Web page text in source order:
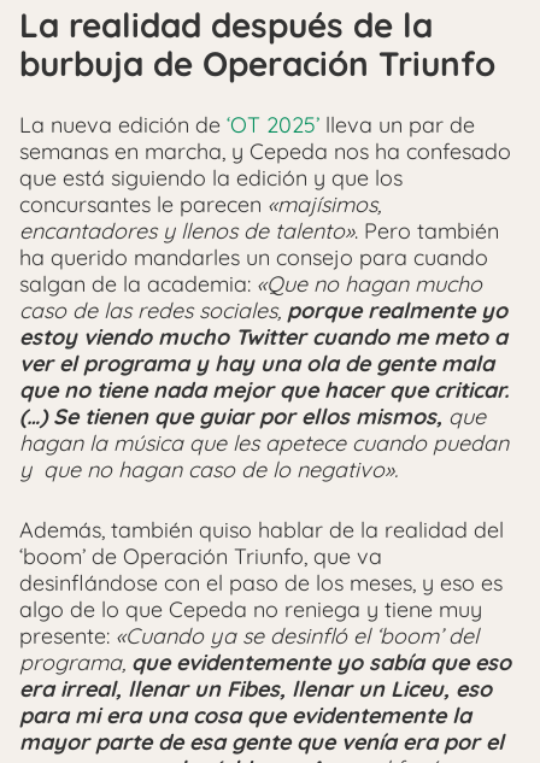
La realidad después de la
burbuja de Operación Triunfo
La nueva edición de ‘OT 2025’ lleva un par de
semanas en marcha, y Cepeda nos ha confesado
que está siguiendo la edición y que los
concursantes le parecen «majísimos,
encantadores y llenos de talento». Pero también
ha querido mandarles un consejo para cuando
salgan de la academia: «Que no hagan mucho
caso de las redes sociales, porque realmente yo
estoy viendo mucho Twitter cuando me meto a
ver el programa y hay una ola de gente mala
que no tiene nada mejor que hacer que criticar.
(…) Se tienen que guiar por ellos mismos, que
hagan la música que les apetece cuando puedan
y que no hagan caso de lo negativo».
Además, también quiso hablar de la realidad del
‘boom’ de Operación Triunfo, que va
desinflándose con el paso de los meses, y eso es
algo de lo que Cepeda no reniega y tiene muy
presente: «Cuando ya se desinfló el ‘boom’ del
programa, que evidentemente yo sabía que eso
era irreal, llenar un Fibes, llenar un Liceu, eso
para mi era una cosa que evidentemente la
mayor parte de esa gente que venía era por el